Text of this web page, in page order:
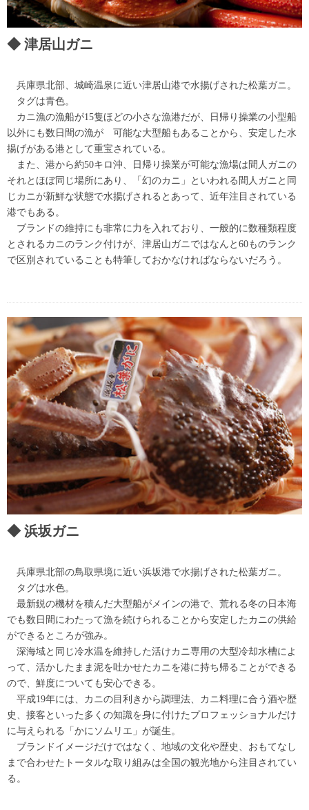
津居山ガニ
兵庫県北部、城崎温泉に近い津居山港で水揚げされた松葉ガニ。
タグは青色。
カニ漁の漁船が15隻ほどの小さな漁港だが、日帰り操業の小型船
以外にも数日間の漁が 可能な大型船もあることから、安定した水
揚げがある港として重宝されている。
また、港から約50キロ沖、日帰り操業が可能な漁場は間人ガニの
それとほぼ同じ場所にあり、「幻のカニ」といわれる間人ガニと同
じカニが新鮮な状態で水揚げされるとあって、近年注目されている
港でもある。
ブランドの維持にも非常に力を入れており、一般的に数種類程度
とされるカニのランク付けが、津居山ガニではなんと60ものランク
で区別されていることも特筆しておかなければならないだろう。
浜坂ガニ
兵庫県北部の鳥取県境に近い浜坂港で水揚げされた松葉ガニ。
タグは水色。
最新鋭の機材を積んだ大型船がメインの港で、荒れる冬の日本海
でも数日間にわたって漁を続けられることから安定したカニの供給
ができるところが強み。
深海域と同じ冷水温を維持した活けカニ専用の大型冷却水槽によ
って、活かしたまま泥を吐かせたカニを港に持ち帰ることができる
ので、鮮度についても安心できる。
平成19年には、カニの目利きから調理法、カニ料理に合う酒や歴
史、接客といった多くの知識を身に付けたプロフェッショナルだけ
に与えられる「かにソムリエ」が誕生。
ブランドイメージだけではなく、地域の文化や歴史、おもてなし
まで合わせたトータルな取り組みは全国の観光地から注目されてい
る。